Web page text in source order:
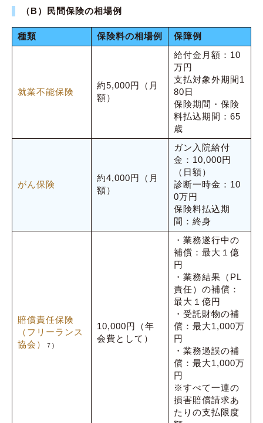
（B）民間保険の相場例
種類 保険料の相場例 保障例
就業不能保険
約5,000円（月
額）
給付金月額：10
万円
支払対象外期間1
80日
保険期間・保険
料払込期間：65
歳
がん保険
約4,000円（月
額）
ガン入院給付
金：10,000円
（日額）
診断一時金：10
0万円
保険料払込期
間：終身
賠償責任保険
（フリーランス
協会）
７)
10,000円（年
会費として）
・業務遂行中の
補償：最大１億
円
・業務結果（PL
責任）の補償：
最大１億円
・受託財物の補
償：最大1,000万
円
・業務過誤の補
償：最大1,000万
円
※すべて一連の
損害賠償請求あ
たりの支払限度